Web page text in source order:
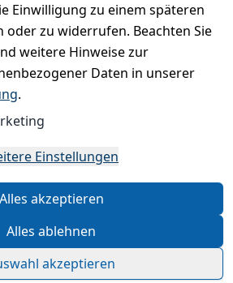
Einwilligung zu einem späteren
oder zu widerrufen. Beachten Sie
weitere Hinweise zur
Daten in unserer
.
Einstellungen
Alles akzeptieren
Alles ablehnen
akzeptieren
Newsletter
abonnieren
** markierte Felder sind
Shop 2026 | * inkl. ges.
zzgl. Versandkosten